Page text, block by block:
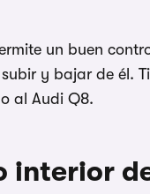
un buen
y bajar de él.
al Audi Q8.
interior